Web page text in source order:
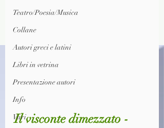
Teatro/Poesia/Musica
Collane
Autori greci e latini
Libri in vetrina
Presentazione autori
Info
Vari
Il visconte dimezzato -